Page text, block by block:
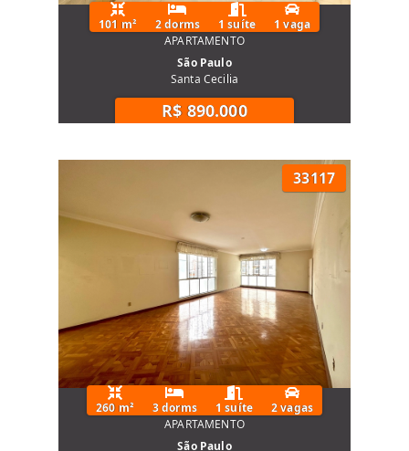
101 m² 2 dorms 1 suíte
1 vaga
APARTAMENTO
São Paulo
Santa Cecilia
R$ 890.000
33117
260 m² 3 dorms 1 suíte
2 vagas
APARTAMENTO
São Paulo